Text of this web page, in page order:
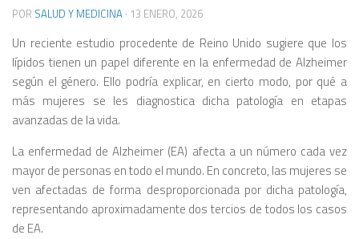
POR SALUD Y MEDICINA · 13 ENERO, 2026
Un reciente estudio procedente de Reino Unido sugiere que los
lípidos tienen un papel diferente en la enfermedad de Alzheimer
según el género. Ello podría explicar, en cierto modo, por qué a
más mujeres se les diagnostica dicha patología en etapas
avanzadas de la vida.
La enfermedad de Alzheimer (EA) afecta a un número cada vez
mayor de personas en todo el mundo. En concreto, las mujeres se
ven afectadas de forma desproporcionada por dicha patología,
representando aproximadamente dos tercios de todos los casos
de EA.